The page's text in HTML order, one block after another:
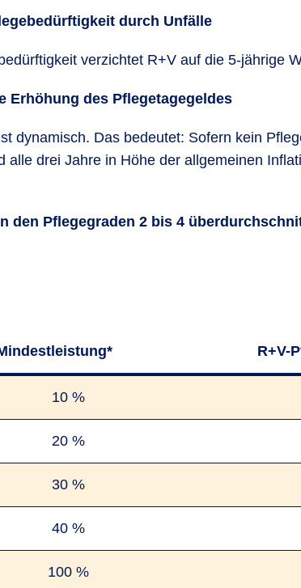
durch Unfälle
verzichtet R+V auf die 5-jährige
Erhöhung des Pflegetagegeldes
dynamisch. Das bedeutet: Sofern kein
alle drei Jahre in Höhe der allgemeinen
den Pflegegraden 2 bis 4
R+V-
10 %
20 %
30 %
40 %
100 %